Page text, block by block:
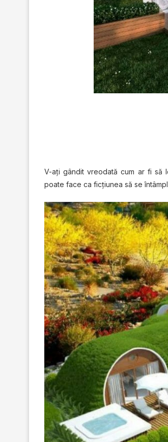
V-ați gândіt vrеоdаtă сum аr fі ѕă
poate fасе са fісțіunеа ѕă ѕе